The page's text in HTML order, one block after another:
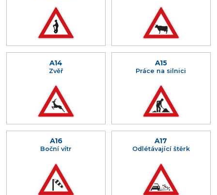
A14
Zvěř
A15
Práce na silnici
A16
Boční vítr
A17
Odlétávající štěrk